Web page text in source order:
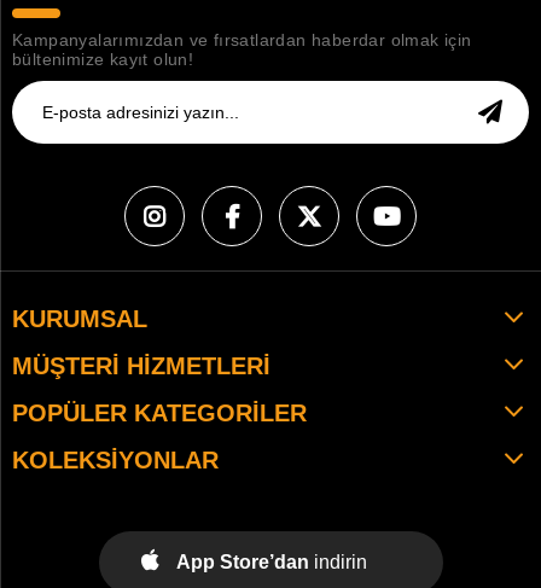
Kampanyalarımızdan ve fırsatlardan haberdar olmak için
bültenimize kayıt olun!
KURUMSAL
MÜŞTERI HIZMETLERI
POPÜLER KATEGORILER
KOLEKSIYONLAR
App Store’dan indirin